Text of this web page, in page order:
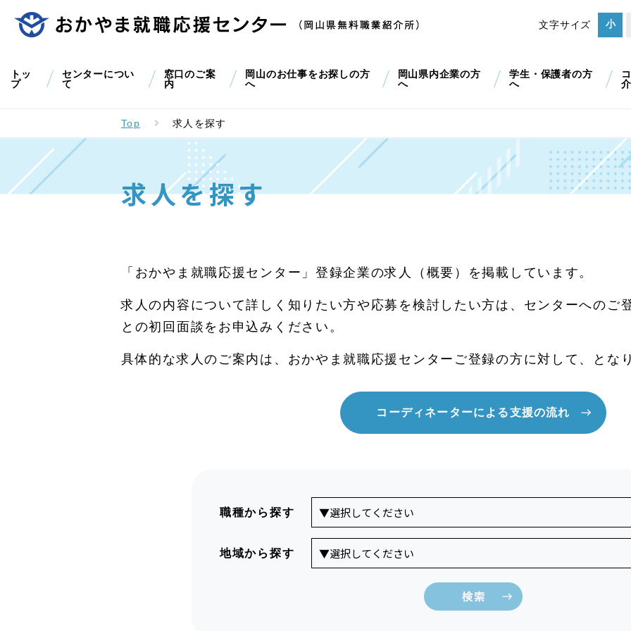
文字サイズ 小
トッ
プ
センターについ
て
窓口のご案
内
岡山のお仕事をお探しの方
へ
岡山県内企業の方
へ
学生・保護者の方
へ
Top 求人を探す
求人を探す
「おかやま就職応援センター」登録企業の求人（概要）を掲載しています。
求人の内容について詳しく知りたい方や応募を検討したい方は、センターへのご
との初回面談をお申込みください。
具体的な求人のご案内は、おかやま就職応援センターご登録の方に対して、とな
コーディネーターによる支援の流れ
職種から探す
地域から探す